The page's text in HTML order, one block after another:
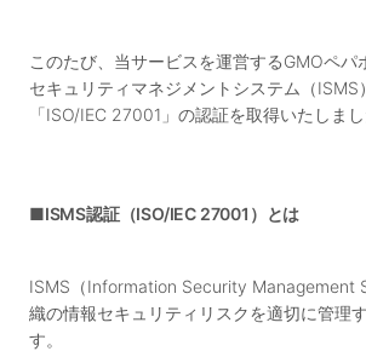
このたび、当サービスを運営するGMOペパ
セキュリティマネジメントシステム（ISMS
「ISO/IEC 27001」の認証を取得いたしまし
■ISMS認証（ISO/IEC 27001）とは
ISMS（Information Security Management
織の情報セキュリティリスクを適切に管理
す。